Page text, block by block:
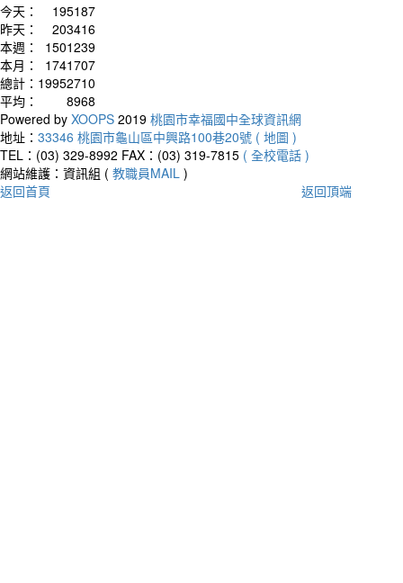
今天：
195187
昨天：
203416
本週：
1501239
本月：
1741707
總計： 19952710
平均：
8968
Powered by XOOPS 2019 桃園市幸福國中全球資訊網
地址： 33346 桃園市龜山區中興路100巷20號 ( 地圖 )
TEL：(03) 329-8992 FAX：(03) 319-7815 ( 全校電話 )
網站維護：資訊組 ( 教職員MAIL )
返回首頁
返回頂端